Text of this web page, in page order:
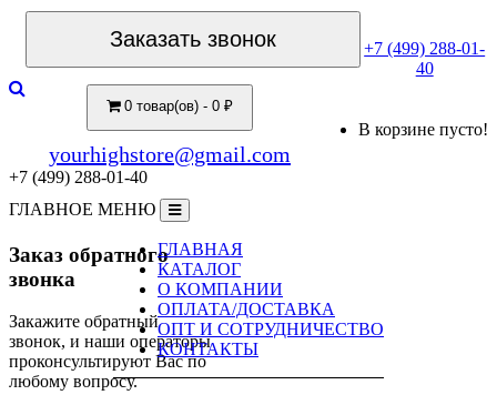
Заказать звонок
+7 (499) 288-01-
40
0 товар(ов) - 0 ₽
В корзине пусто!
yourhighstore@gmail.com
+7 (499) 288-01-40
ГЛАВНОЕ МЕНЮ
ГЛАВНАЯ
КАТАЛОГ
О КОМПАНИИ
ОПЛАТА/ДОСТАВКА
ОПТ И СОТРУДНИЧЕСТВО
КОНТАКТЫ
Заказ обратного
звонка
Закажите обратный
звонок, и наши операторы
проконсультируют Вас по
любому вопросу.